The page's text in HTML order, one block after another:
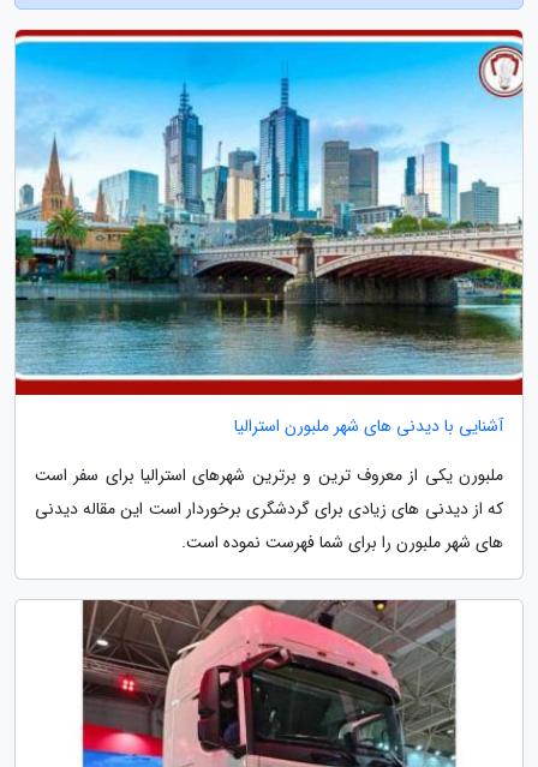
آشنایی با دیدنی های شهر ملبورن استرالیا
ملبورن یکی از معروف ترین و برترین شهرهای استرالیا برای سفر است
که از دیدنی های زیادی برای گردشگری برخوردار است این مقاله دیدنی
های شهر ملبورن را برای شما فهرست نموده است.